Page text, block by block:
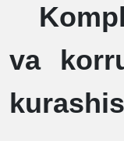
va